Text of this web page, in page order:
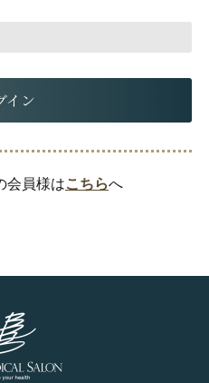
イン
会員様はこちらへ